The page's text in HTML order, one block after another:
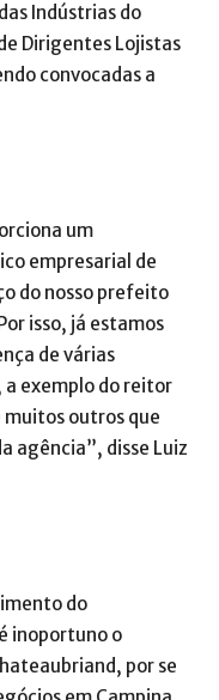
Indústrias do
Dirigentes Lojistas
convocadas a
um
empresarial de
do nosso prefeito
isso, já estamos
de várias
a exemplo do reitor
muitos outros que
agência”, disse Luiz
do
inoportuno o
por se